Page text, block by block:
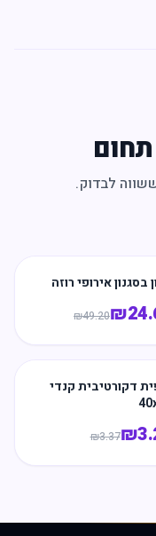
לבדוק.
בסגנון אירופי רוזה
₪
₪49.20
דקורטיבית קנדי
₪
₪3.37